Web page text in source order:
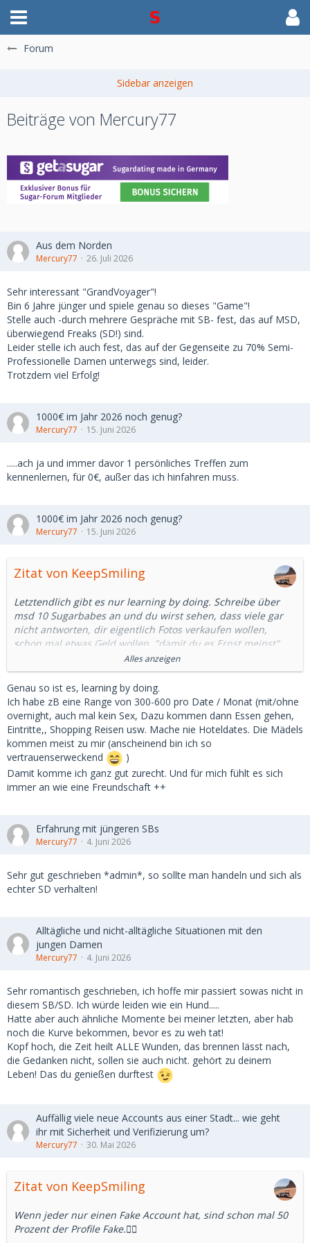
Forum
Beiträge von Mercury77
Aus dem Norden
Mercury77 26. Juli 2026
Sehr interessant "GrandVoyager"!
Bin 6 Jahre jünger und spiele genau so dieses "Game"!
Stelle auch -durch mehrere Gespräche mit SB- fest, das auf MSD,
überwiegend Freaks (SD!) sind.
Leider stelle ich auch fest, das auf der Gegenseite zu 70% Semi-
Professionelle Damen unterwegs sind, leider.
Trotzdem viel Erfolg!
1000€ im Jahr 2026 noch genug?
Mercury77 15. Juni 2026
.....ach ja und immer davor 1 persönliches Treffen zum
kennenlernen, für 0€, außer das ich hinfahren muss.
1000€ im Jahr 2026 noch genug?
Mercury77 15. Juni 2026
Zitat von KeepSmiling
Letztendlich gibt es nur learning by doing. Schreibe über
msd 10 Sugarbabes an und du wirst sehen, dass viele gar
nicht antworten, dir eigentlich Fotos verkaufen wollen,
schon mal etwas Geld wollen, "damit du es Ernst meinst"
Dann mache ein oder zwei Dates aus. Die eine sieht nicht so
aus, wie auf den Fotos, die andere ist dir unsympathisch.
Dann noch mal 10 anschreiben und vielleicht sitzt du dann
jemanden gegenüber den du magst. Dann könnt ihr euch
über Preise unterhalten.
Wenn du dann die endlosen Stories über den letzten SD
ihr 300 und sie ist auch einverstanden oder eben auch
nicht.
Alles anzeigen
Genau so ist es, learning by doing.
Ich habe zB eine Range von 300-600 pro Date / Monat (mit/ohne
overnight, auch mal kein Sex, Dazu kommen dann Essen gehen,
Eintritte,, Shopping Reisen usw. Mache nie Hoteldates. Die Mädels
kommen meist zu mir (anscheinend bin ich so
vertrauenserweckend
)
Damit komme ich ganz gut zurecht. Und für mich fühlt es sich
immer an wie eine Freundschaft ++
Erfahrung mit jüngeren SBs
Mercury77 4. Juni 2026
Sehr gut geschrieben *admin*, so sollte man handeln und sich als
echter SD verhalten!
Alltägliche und nicht-alltägliche Situationen mit den
jungen Damen
Mercury77 4. Juni 2026
Sehr romantisch geschrieben, ich hoffe mir passiert sowas nicht in
diesem SB/SD. Ich würde leiden wie ein Hund.....
Hatte aber auch ähnliche Momente bei meiner letzten, aber hab
noch die Kurve bekommen, bevor es zu weh tat!
Kopf hoch, die Zeit heilt ALLE Wunden, das brennen lässt nach,
die Gedanken nicht, sollen sie auch nicht. gehört zu deinem
Leben! Das du genießen durftest
Auffällig viele neue Accounts aus einer Stadt... wie geht
ihr mit Sicherheit und Verifizierung um?
Mercury77 30. Mai 2026
Zitat von KeepSmiling
Wenn jeder nur einen Fake Account hat, sind schon mal 50
Prozent der Profile Fake.🤷‍♂️